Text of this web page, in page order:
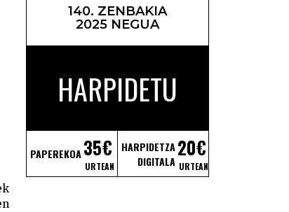
140. ZENBAKIA
2025 NEGUA
HARPIDETU
PAPEREKOA35€
URTEAN
HARPIDETZA
DIGITALA
20€
URTEAN